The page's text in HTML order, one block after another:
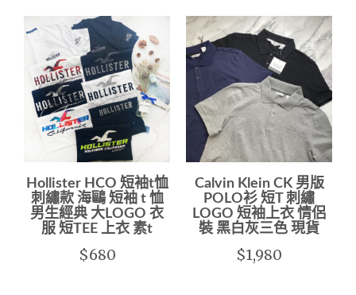
Hollister HCO 短袖t恤
刺繡款 海鷗 短袖 t 恤
男生經典 大LOGO 衣
服 短TEE 上衣 素t
$680
Calvin Klein CK 男版
POLO衫 短T 刺繡
LOGO 短袖上衣 情侶
裝 黑白灰三色 現貨
$1,980